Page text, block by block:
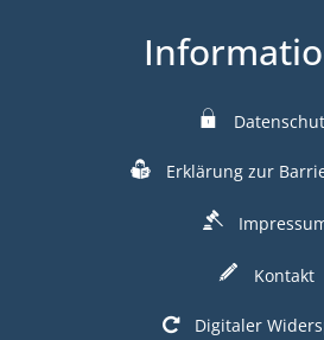
Erklärung zur
Kontakt
Digitaler